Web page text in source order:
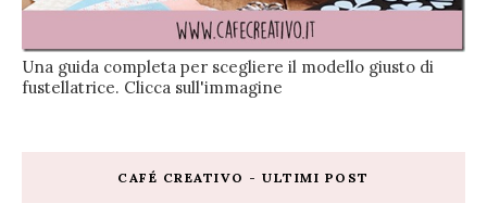
Una guida completa per scegliere il modello giusto di
fustellatrice. Clicca sull'immagine
CAFÉ CREATIVO - ULTIMI POST